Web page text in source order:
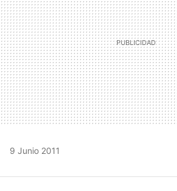
9 Junio 2011